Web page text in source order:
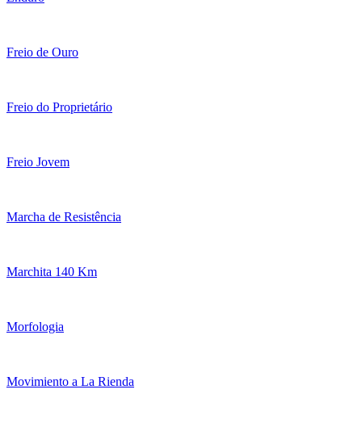
Freio de Ouro
Freio do Proprietário
Freio Jovem
Marcha de Resistência
Marchita 140 Km
Morfologia
Movimiento a La Rienda